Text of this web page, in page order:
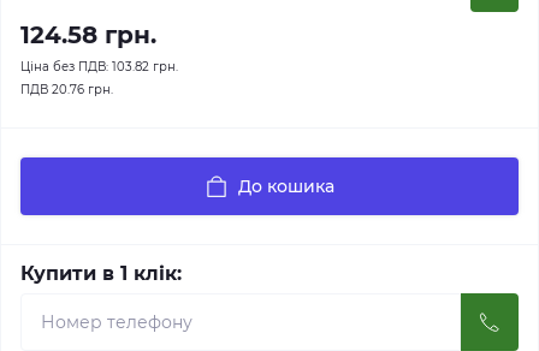
124.58 грн.
Ціна без ПДВ: 103.82 грн.
ПДВ 20.76 грн.
До кошика
Купити в 1 клік: